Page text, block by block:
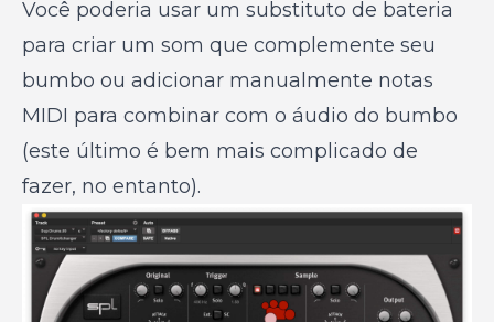
Você poderia usar um substituto de bateria
para criar um som que complemente seu
bumbo ou adicionar manualmente notas
MIDI para combinar com o áudio do bumbo
(este último é bem mais complicado de
fazer, no entanto).